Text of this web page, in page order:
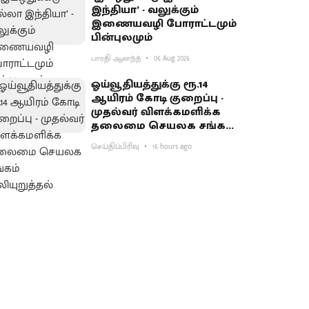
இந்தியா’ - வலுக்கும்
இணையவழி போராட்டமும்
பின்புலமும்
பாரதி ஆனந்த் 06 Aug 2026
ஓய்வூதியத்துக்கு ரூ.14
ஆயிரம் கோடி குறைப்பு -
முதல்வர் விளக்கமளிக்க
தலைமை செயலக சங்கம்
வலியுறுத்தல்
செய்திப்பிரிவு 16 hours ago